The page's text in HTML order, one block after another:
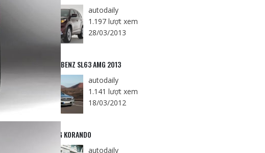
autodaily
1.197 lượt xem
28/03/2013
MERCEDES-BENZ SL63 AMG 2013
autodaily
1.141 lượt xem
18/03/2012
SSANGYONG KORANDO
autodaily